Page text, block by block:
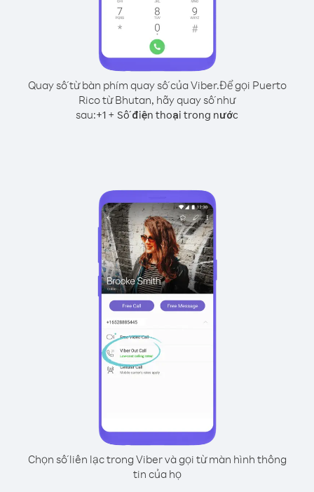
Quay số từ bàn phím quay số của Viber.Để gọi Puerto
Rico từ Bhutan, hãy quay số như
sau:+1 + Số điện thoại trong nước
Chọn số liên lạc trong Viber và gọi từ màn hình thông
tin của họ